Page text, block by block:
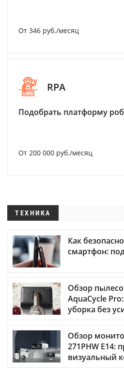
От 346 руб./месяц
RPA
Подобрать платформу
От 200 000 руб./месяц
ТЕХНИКА
Как
смартфон:
Обзор
AquaCycle
уборка без
Обзор
271PHW E14:
визуальный